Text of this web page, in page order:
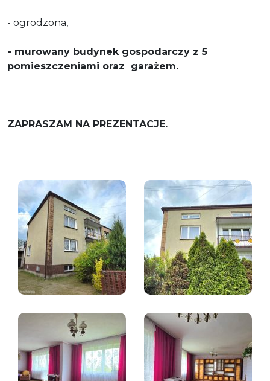
- ogrodzona,
- murowany budynek gospodarczy z 5
pomieszczeniami oraz garażem.
ZAPRASZAM NA PREZENTACJE.